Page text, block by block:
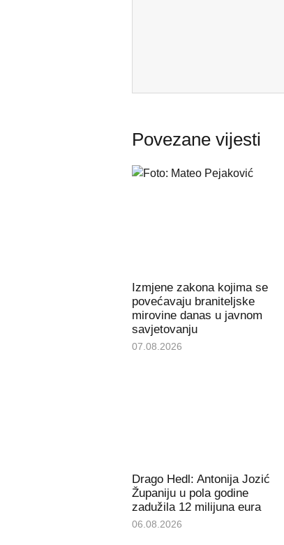
Povezane vijesti
Izmjene zakona kojima se
povećavaju braniteljske
mirovine danas u javnom
savjetovanju
07.08.2026
Drago Hedl: Antonija Jozić
Županiju u pola godine
zadužila 12 milijuna eura
06.08.2026